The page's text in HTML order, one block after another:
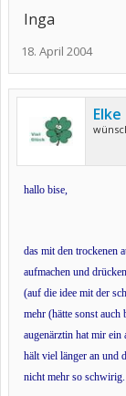
Inga
18. April 2004
Elke
hallo bise,
das mit den trockenen
aufmachen und
(auf die idee mit der
mehr (hätte sonst auch
augenärztin hat mir ein
hält viel länger an und
nicht mehr so schwirig.